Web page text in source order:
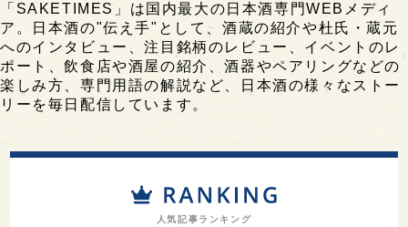
「SAKETIMES」は国内最大の日本酒専門WEBメディ
ア。日本酒の"伝え手"として、酒蔵の紹介や杜氏・蔵元
へのインタビュー、注目銘柄のレビュー、イベントのレ
ポート、飲食店や酒屋の紹介、酒器やペアリングなどの
楽しみ方、専門用語の解説など、日本酒の様々なストー
リーを毎日配信しています。
人気記事ランキング